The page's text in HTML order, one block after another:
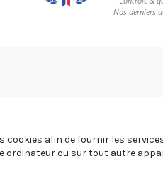
cookies afin de fournir les
ordinateur ou sur tout autre